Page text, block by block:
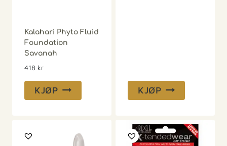
Kalahari Phyto Fluid
Foundation
Savanah
418 kr
KJØP KJØP